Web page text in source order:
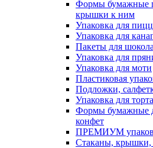
Формы бумажные
крышки к ним
Упаковка для
Упаковка для
Пакеты для
Упаковка для
Упаковка для моти
Пластиковая
Подложки,
Упаковка для торта
Формы бумажные
конфет
ПРЕМИУМ
Стаканы, крышки,